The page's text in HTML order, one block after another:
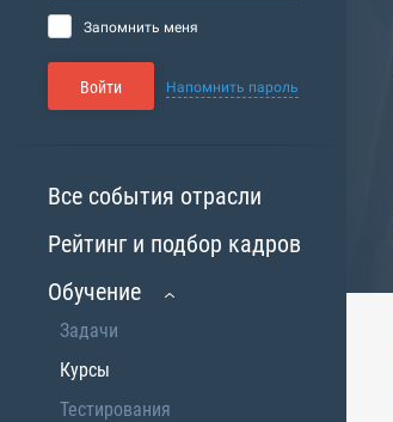
Запомнить меня
Войти Напомнить пароль
Все события отрасли
Рейтинг и подбор кадров
Обучение
Задачи
Курсы
Тестирования